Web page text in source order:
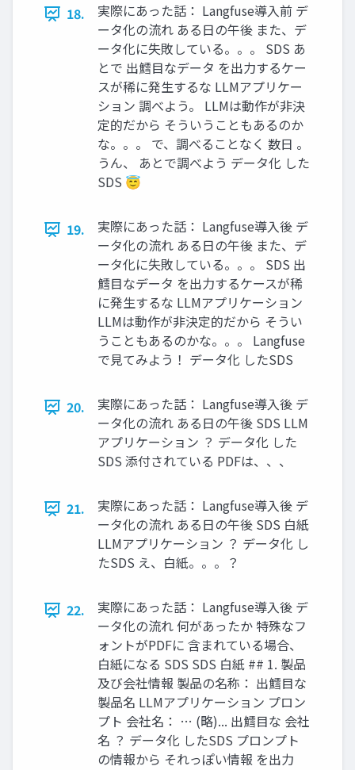
18.
実際にあった話： Langfuse導入前 デ
ータ化の流れ ある日の午後 また、デ
ータ化に失敗している。。。 SDS あ
とで 出鱈目なデータ を出力するケー
スが稀に発生するな LLMアプリケー
ション 調べよう。 LLMは動作が非決
定的だから そういうこともあるのか
な。。。 で、調べることなく 数日 。
うん、 あとで調べよう データ化 した
SDS 😇
19.
実際にあった話： Langfuse導入後 デ
ータ化の流れ ある日の午後 また、デ
ータ化に失敗している。。。 SDS 出
鱈目なデータ を出力するケースが稀
に発生するな LLMアプリケーション
LLMは動作が非決定的だから そうい
うこともあるのかな。。。 Langfuse
で見てみよう！ データ化 したSDS
20.
実際にあった話： Langfuse導入後 デ
ータ化の流れ ある日の午後 SDS LLM
アプリケーション ？ データ化 した
SDS 添付されている PDFは、、、
21.
実際にあった話： Langfuse導入後 デ
ータ化の流れ ある日の午後 SDS 白紙
LLMアプリケーション ？ データ化 し
たSDS え、白紙。。。？
22.
実際にあった話： Langfuse導入後 デ
ータ化の流れ 何があったか 特殊なフ
ォントがPDFに 含まれている場合、
白紙になる SDS SDS 白紙 ## 1. 製品
及び会社情報 製品の名称： 出鱈目な
製品名 LLMアプリケーション プロン
プト 会社名： … (略)... 出鱈目な 会社
名 ？ データ化 したSDS プロンプト
の情報から それっぽい情報 を出力